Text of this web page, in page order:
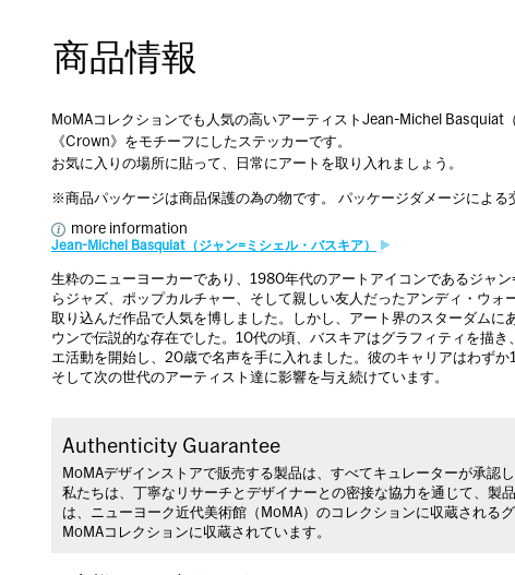
商品情報
MoMAコレクションでも人気の高いアーティストJean-Michel Basquiat
《Crown》をモチーフにしたステッカーです。
お気に入りの場所に貼って、日常にアートを取り入れましょう。
※商品パッケージは商品保護の為の物です。 パッケージダメージによる
more information
Jean-Michel Basquiat（ジャン=ミシェル・バスキア）
生粋のニューヨーカーであり、1980年代のアートアイコンであるジャ
らジャズ、ポップカルチャー、そして親しい友人だったアンディ・ウ
取り込んだ作品で人気を博しました。しかし、アート界のスターダム
ウンで伝説的な存在でした。10代の頃、バスキアはグラフィティを描
エ活動を開始し、20歳で名声を手に入れました。彼のキャリアはわず
そして次の世代のアーティスト達に影響を与え続けています。
Authenticity Guarantee
MoMAデザインストアで販売する製品は、すべてキュレーターが承認し
私たちは、丁寧なリサーチとデザイナーとの密接な協力を通じて、製
は、ニューヨーク近代美術館（MoMA）のコレクションに収蔵される
MoMAコレクションに収蔵されています。